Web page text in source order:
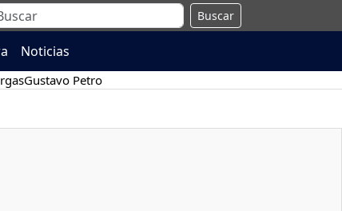
Buscar
Noticias
Gustavo Petro